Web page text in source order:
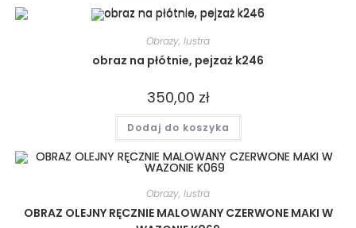
Obrazy, lustra
obraz na płótnie, pejzaż k246
350,00 zł
Dodaj do koszyka
Obrazy, lustra
OBRAZ OLEJNY RĘCZNIE MALOWANY CZERWONE MAKI W